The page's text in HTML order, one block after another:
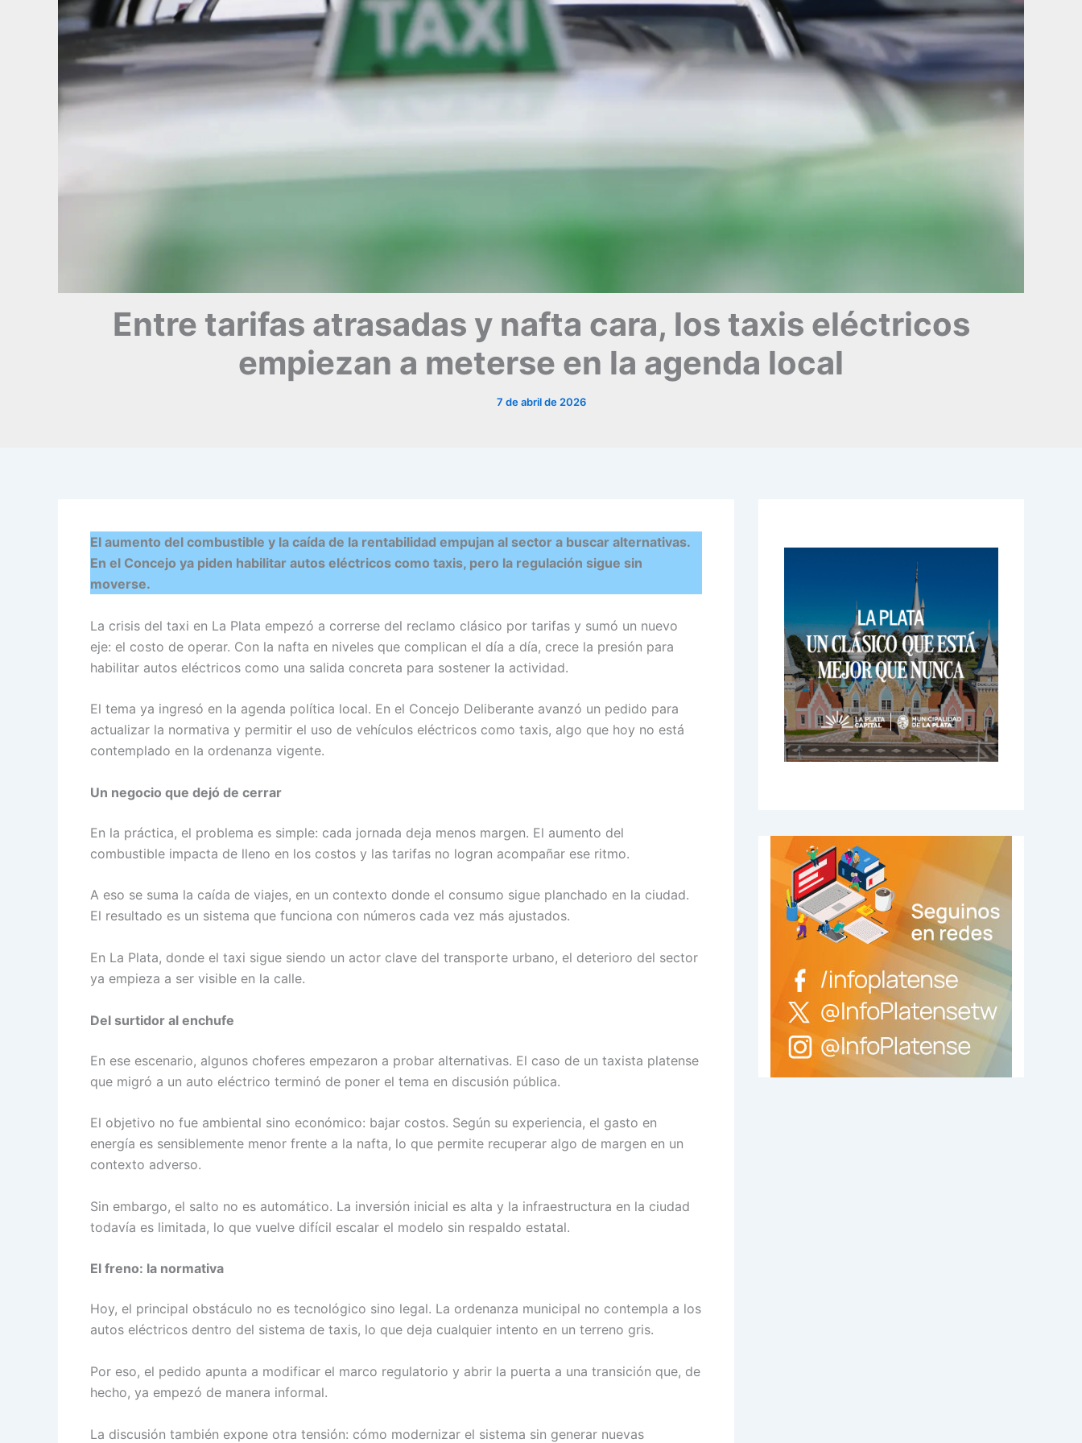
Entre tarifas atrasadas y nafta cara, los taxis eléctricos
empiezan a meterse en la agenda local
7 de abril de 2026
El aumento del combustible y la caída de la rentabilidad empujan al sector a buscar alternativas.
En el Concejo ya piden habilitar autos eléctricos como taxis, pero la regulación sigue sin
moverse.
La crisis del taxi en La Plata empezó a correrse del reclamo clásico por tarifas y sumó un nuevo
eje: el costo de operar. Con la nafta en niveles que complican el día a día, crece la presión para
habilitar autos eléctricos como una salida concreta para sostener la actividad.
El tema ya ingresó en la agenda política local. En el Concejo Deliberante avanzó un pedido para
actualizar la normativa y permitir el uso de vehículos eléctricos como taxis, algo que hoy no está
contemplado en la ordenanza vigente.
Un negocio que dejó de cerrar
En la práctica, el problema es simple: cada jornada deja menos margen. El aumento del
combustible impacta de lleno en los costos y las tarifas no logran acompañar ese ritmo.
A eso se suma la caída de viajes, en un contexto donde el consumo sigue planchado en la ciudad.
El resultado es un sistema que funciona con números cada vez más ajustados.
En La Plata, donde el taxi sigue siendo un actor clave del transporte urbano, el deterioro del sector
ya empieza a ser visible en la calle.
Del surtidor al enchufe
En ese escenario, algunos choferes empezaron a probar alternativas. El caso de un taxista platense
que migró a un auto eléctrico terminó de poner el tema en discusión pública.
El objetivo no fue ambiental sino económico: bajar costos. Según su experiencia, el gasto en
energía es sensiblemente menor frente a la nafta, lo que permite recuperar algo de margen en un
contexto adverso.
Sin embargo, el salto no es automático. La inversión inicial es alta y la infraestructura en la ciudad
todavía es limitada, lo que vuelve difícil escalar el modelo sin respaldo estatal.
El freno: la normativa
Hoy, el principal obstáculo no es tecnológico sino legal. La ordenanza municipal no contempla a los
autos eléctricos dentro del sistema de taxis, lo que deja cualquier intento en un terreno gris.
Por eso, el pedido apunta a modificar el marco regulatorio y abrir la puerta a una transición que, de
hecho, ya empezó de manera informal.
La discusión también expone otra tensión: cómo modernizar el sistema sin generar nuevas